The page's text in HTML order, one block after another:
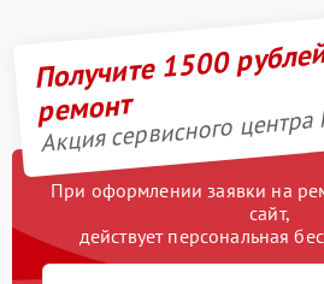
Получите 1500
ремонт
Акция сервисного
При оформлении заявки на
сайт,
действует персональная